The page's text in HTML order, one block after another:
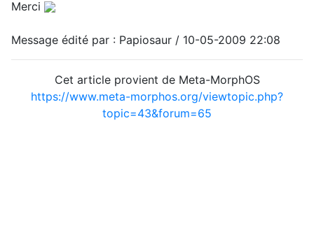
Merci
Message édité par : Papiosaur / 10-05-2009 22:08
Cet article provient de Meta-MorphOS
https://www.meta-morphos.org/viewtopic.php?
topic=43&forum=65